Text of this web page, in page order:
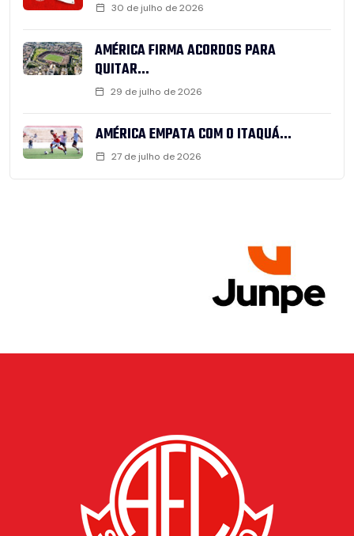
30 de julho de 2026
AMÉRICA FIRMA ACORDOS PARA
QUITAR...
29 de julho de 2026
AMÉRICA EMPATA COM O ITAQUÁ...
27 de julho de 2026